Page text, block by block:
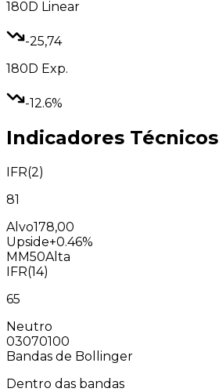
180D Linear
-25,74
180D Exp.
-12.6%
Indicadores Técnicos
IFR(2)
81
Alvo178,00
Upside+0.46%
MM50Alta
IFR(14)
65
Neutro
03070100
Bandas de Bollinger
Dentro das bandas